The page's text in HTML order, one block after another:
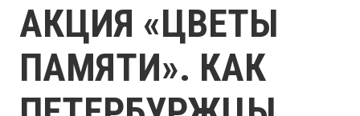
АКЦИЯ «ЦВЕТЫ
ПАМЯТИ». КАК